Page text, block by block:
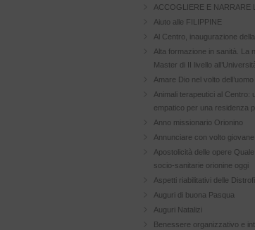
ACCOGLIERE E NARRARE
Aiuto alle FILIPPINE
Al Centro, inaugurazione
Alta formazione in sanità. La
Master di II livello
Amare Dio nel volto dell’uomo
Animali terapeutici al Centro:
empatico per una residenza
Anno missionario Orionino
Annunciare con volto
Apostolicità delle opere
socio-sanitarie orionine oggi
Aspetti riabilitativi delle
Auguri di buona Pasqua
Auguri Natalizi
Benessere organizzativo e